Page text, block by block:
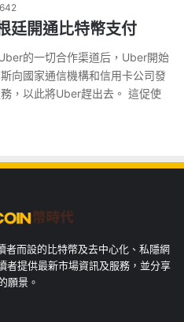
廷開通比特幣支付
的一切合作渠道后，Uber開始
向國家通信機構和信用卡公司發
，以此將Uber趕出去。 這促使
而設的比特幣及去中心化、私隱網
者提供最新市場資訊及服務，並分享
願景。